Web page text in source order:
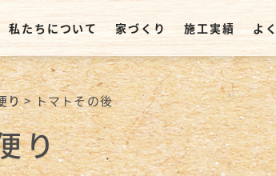
私たちについて 家づくり 施工実績 よ
り>トマトその後
り